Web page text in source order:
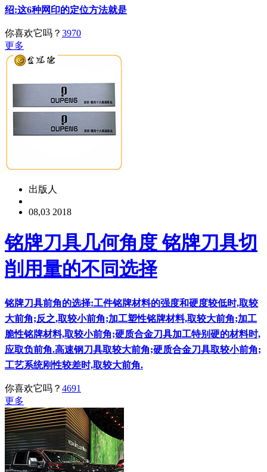
绍:这6种网印的定位方法就是
你喜欢它吗？ 3970
更多
出版人
08,03 2018
铭牌刀具几何角度 铭牌刀具切
削用量的不同选择
铭牌刀具前角的选择:工件铭牌材料的强度和硬度较低时,取较
大前角;反之,取较小前角;加工塑性铭牌材料,取较大前角;加工
脆性铭牌材料,取较小前角;硬质合金刀具加工特别硬的材料时,
应取负前角.高速钢刀具取较大前角;硬质合金刀具取较小前角;
工艺系统刚性较差时,取较大前角.
你喜欢它吗？ 4691
更多